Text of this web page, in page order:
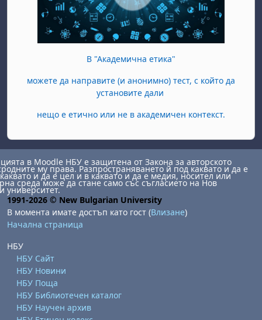
В "Академична етика"
можете да направите (и анонимно) тест, с който да
установите дали
нещо е етично или не в академичен контекст.
в Moodle НБУ е защитена от Закона за авторското
му права. Разпространяването й под каквато и да е
и да е цел и в каквато и да е медия, носител или
среда може да стане само със съгласието на Нов
университет.
1991-2026 © New Bulgarian University
В момента имате достъп като гост (Влизане)
Начална страница
НБУ
НБУ Сайт
НБУ Новини
НБУ Поща
НБУ Библиотечен каталог
НБУ Научен архив